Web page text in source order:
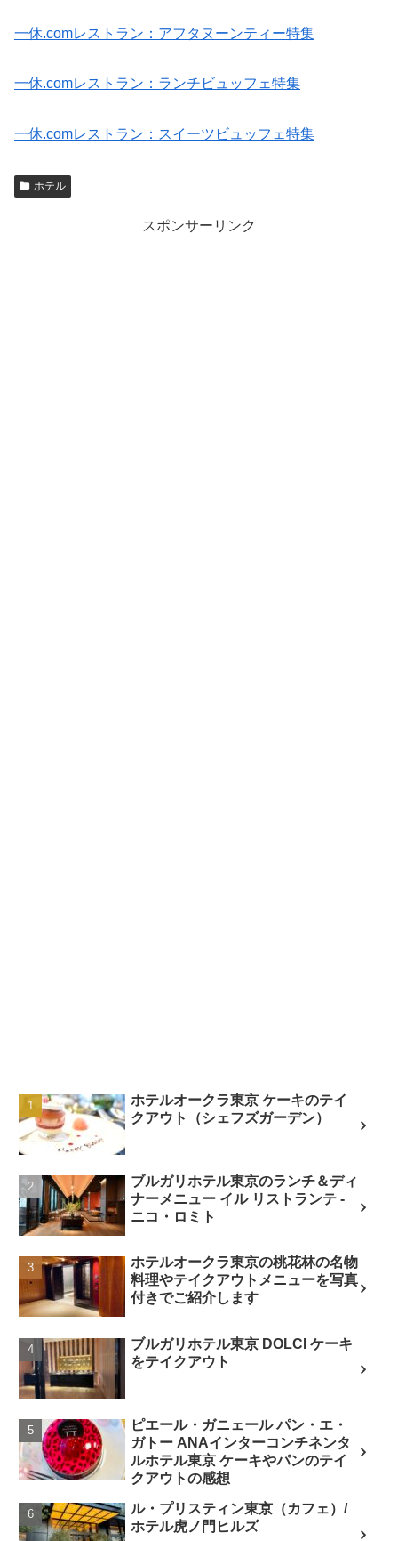
一休.comレストラン：アフタヌーンティー特集
一休.comレストラン：ランチビュッフェ特集
一休.comレストラン：スイーツビュッフェ特集
ホテル
スポンサーリンク
ホテルオークラ東京 ケーキのテイ
クアウト（シェフズガーデン）
ブルガリホテル東京のランチ＆ディ
ナーメニュー イル リストランテ -
ニコ・ロミト
ホテルオークラ東京の桃花林の名物
料理やテイクアウトメニューを写真
付きでご紹介します
ブルガリホテル東京 DOLCI ケーキ
をテイクアウト
ピエール・ガニェール パン・エ・
ガトー ANAインターコンチネンタ
ルホテル東京 ケーキやパンのテイ
クアウトの感想
ル・プリスティン東京（カフェ）/
ホテル虎ノ門ヒルズ